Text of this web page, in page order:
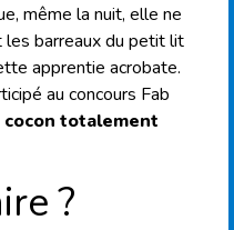
même la nuit, elle ne
les barreaux du petit lit
apprentie acrobate.
au concours Fab
cocon totalement
?